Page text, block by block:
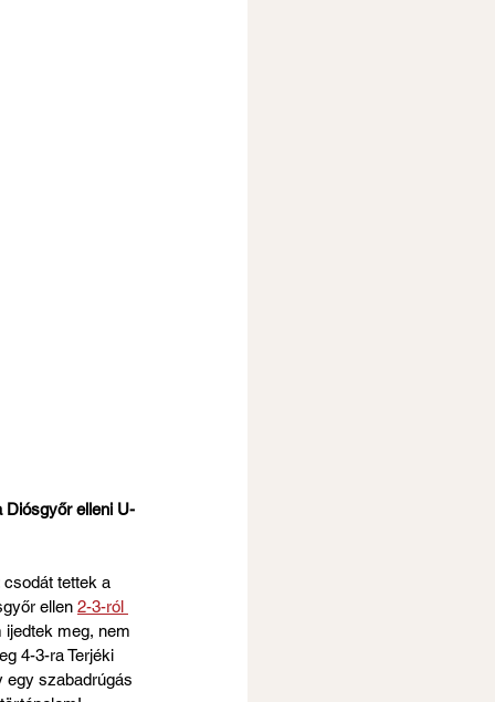
Diósgyőr elleni U-
csodát tettek a
ellen 2-3-ról
meg, nem
4-3-ra Terjéki
egy szabadrúgás